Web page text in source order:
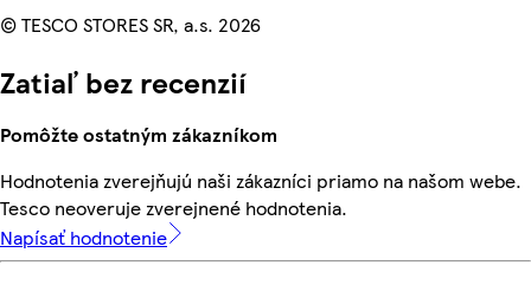
© TESCO STORES SR, a.s. 2026
Zatiaľ bez recenzií
Pomôžte ostatným zákazníkom
Hodnotenia zverejňujú naši zákazníci priamo na našom webe.
Tesco neoveruje zverejnené hodnotenia.
Napísať hodnotenie